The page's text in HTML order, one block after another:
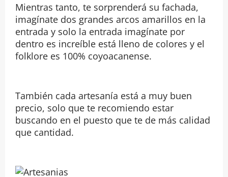
Mientras tanto, te sorprenderá su fachada,
imagínate dos grandes arcos amarillos en la
entrada y solo la entrada imagínate por
dentro es increíble está lleno de colores y el
folklore es 100% coyoacanense.
También cada artesanía está a muy buen
precio, solo que te recomiendo estar
buscando en el puesto que te de más calidad
que cantidad.